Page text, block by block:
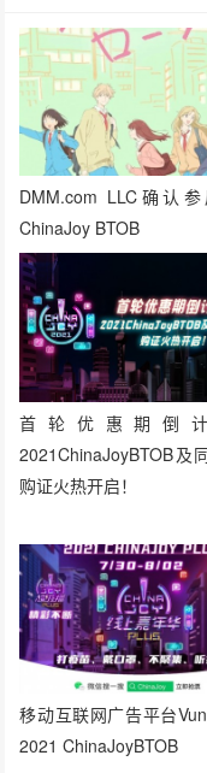
DMM.com LLC确认
ChinaJoy BTOB
首轮优惠期倒计
2021ChinaJoyBTOB及
购证火热开启！
移动互联网广告平台
2021 ChinaJoyBTOB